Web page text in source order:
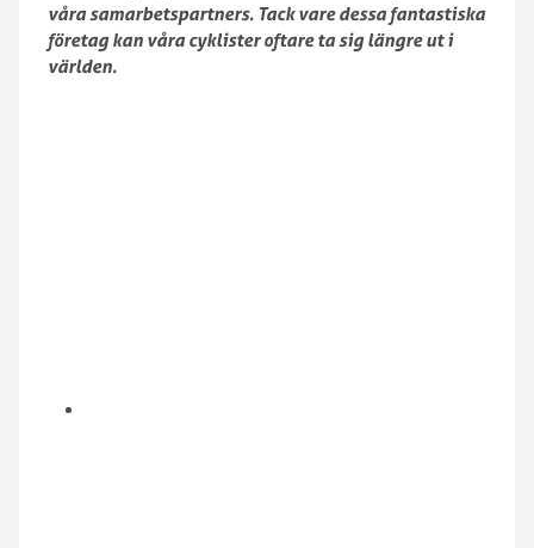
våra samarbetspartners. Tack vare dessa fantastiska
företag kan våra cyklister oftare ta sig längre ut i
världen.